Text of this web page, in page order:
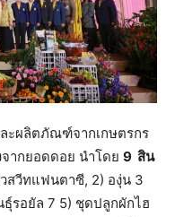
ะผลิตภัณฑ์จากเกษตรกร
ากยอดดอย นำโดย 9 สิน
สวีทแฟนตาซี, 2) องุ่น 3
รอยัล 7 5) ชุดปลูกผักไฮ